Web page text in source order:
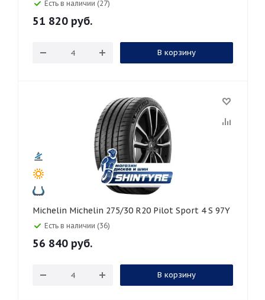
Есть в наличии (27)
51 820 руб.
В корзину
Michelin Michelin 275/30 R20 Pilot Sport 4 S 97Y
Есть в наличии (36)
56 840 руб.
В корзину